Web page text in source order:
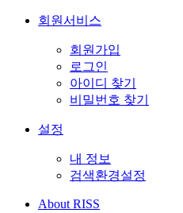
회원서비스
회원가입
로그인
아이디 찾기
비밀번호 찾기
설정
내 정보
검색환경설정
About RISS